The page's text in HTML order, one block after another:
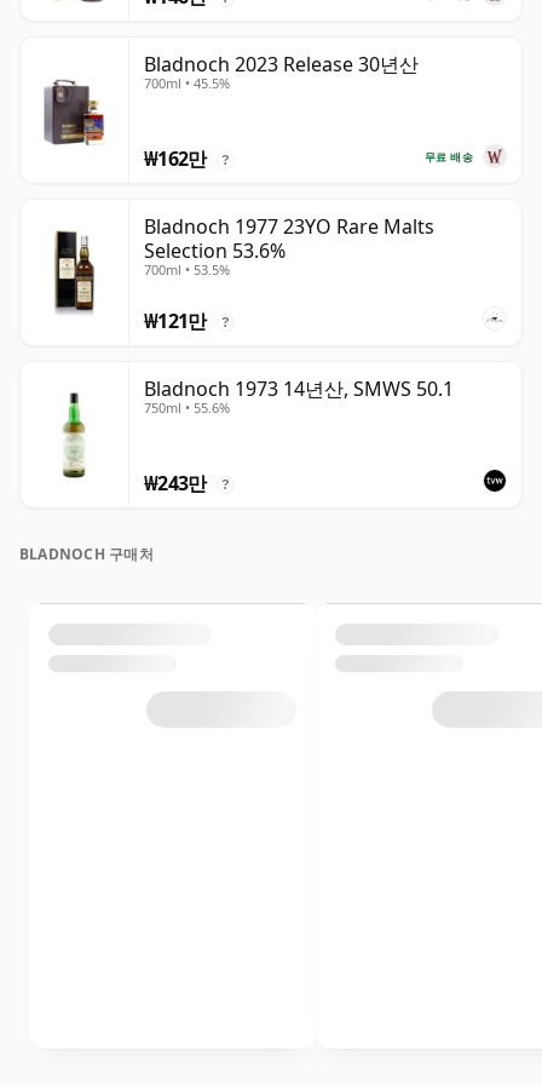
Bladnoch 2023 Release 30년산
700ml • 45.5%
무료 배송
₩162만 ?
Bladnoch 1977 23YO Rare Malts
Selection 53.6%
700ml • 53.5%
₩121만 ?
Bladnoch 1973 14년산, SMWS 50.1
750ml • 55.6%
₩243만 ?
BLADNOCH 구매처